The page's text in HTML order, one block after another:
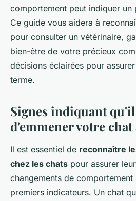
comportement peut indiquer un
Ce guide vous aidera à
pour consulter un vétérinaire,
bien-être de votre précieux
décisions éclairées pour
terme.
Signes indiquant
d'emmener votre
Il est essentiel de reconnaître
chez les chats pour assurer
changements de comportement
premiers indicateurs. Un chat